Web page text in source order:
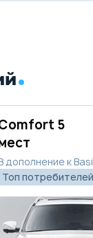
5
дополнение к
Топ потребителей